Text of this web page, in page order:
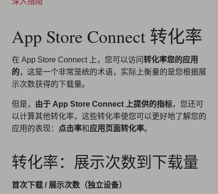
App Store Connect 转化率
在 App Store Connect 上，您可以访问 转化率您的应用
的，这是一个非常笼统的术语，实际上衡量的是您根据展
示次数获得的下载量。
但是， 由于 App Store Connect 上提供的指标，您还可
以计算其他转化率，这些转化率使您可以更好地了解您的
应用的表现：
点击率和应用页面转化率。
转化率：展示次数到下载量
首次下载 / 展示次数（独立设备）